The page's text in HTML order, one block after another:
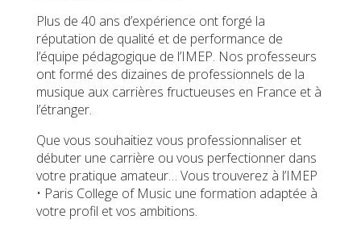
Plus de 40 ans d’expérience ont forgé la
réputation de qualité et de performance de
l’équipe pédagogique de l’IMEP. Nos professeurs
ont formé des dizaines de professionnels de la
musique aux carrières fructueuses en France et à
l’étranger.
Que vous souhaitiez vous professionnaliser et
débuter une carrière ou vous perfectionner dans
votre pratique amateur… Vous trouverez à l’IMEP
• Paris College of Music une formation adaptée à
votre profil et vos ambitions.